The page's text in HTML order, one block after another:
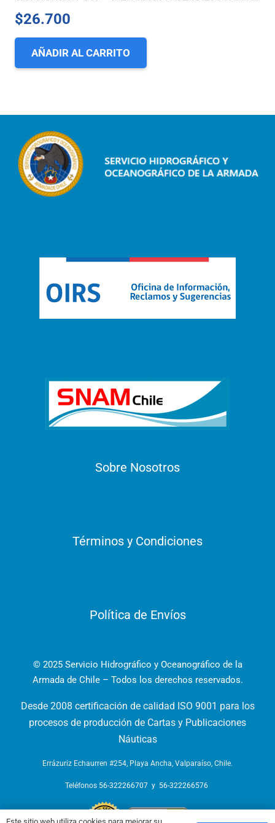
$26.700
AÑADIR AL CARRITO
Sobre Nosotros
Términos y Condiciones
Política de Envíos
© 2025 Servicio Hidrográfico y Oceanográfico de la
Armada de Chile – Todos los derechos reservados.
Desde 2008 certificación de calidad ISO 9001 para los
procesos de producción de Cartas y Publicaciones
Náuticas
Errázuriz Echaurren #254, Playa Ancha, Valparaíso, Chile.
Teléfonos 56-322266707 y 56-322266576